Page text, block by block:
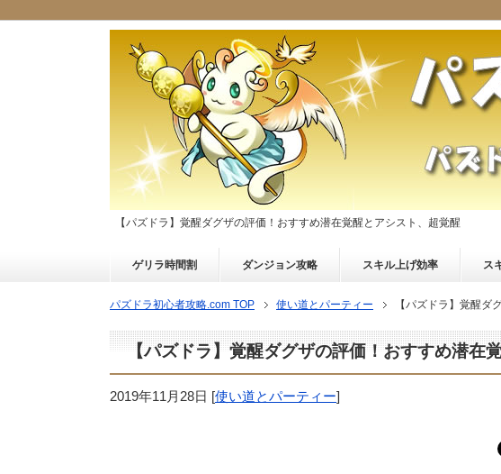
【パズドラ】覚醒ダグザの評価！おすすめ潜在覚醒とアシスト、超覚醒
ゲリラ時間割 ダンジョン攻略 スキル上げ効率 ス
パズドラ初心者攻略.com TOP 使い道とパーティー 【パズドラ】覚醒ダ
【パズドラ】覚醒ダグザの評価！おすすめ潜在
2019年11月28日 [使い道とパーティー]